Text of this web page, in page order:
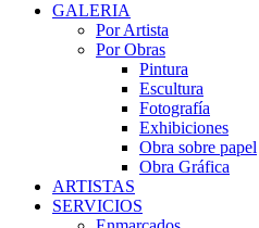
GALERIA
Por Artista
Por Obras
Pintura
Escultura
Fotografía
Exhibiciones
Obra sobre papel
Obra Gráfica
ARTISTAS
SERVICIOS